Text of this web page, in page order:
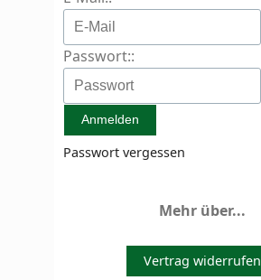
Passwort::
Passwort vergessen
Mehr über...
Vertrag widerrufen